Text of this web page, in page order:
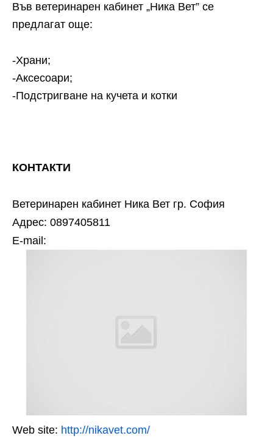
Във ветеринарен кабинет „Ника Вет” се
предлагат още:
-Храни;
-Аксесоари;
-Подстригване на кучета и котки
КОНТАКТИ
Ветеринарен кабинет Ника Вет гр. София
Адрес: 0897405811
Е-mail:
Web site: http://nikavet.com/